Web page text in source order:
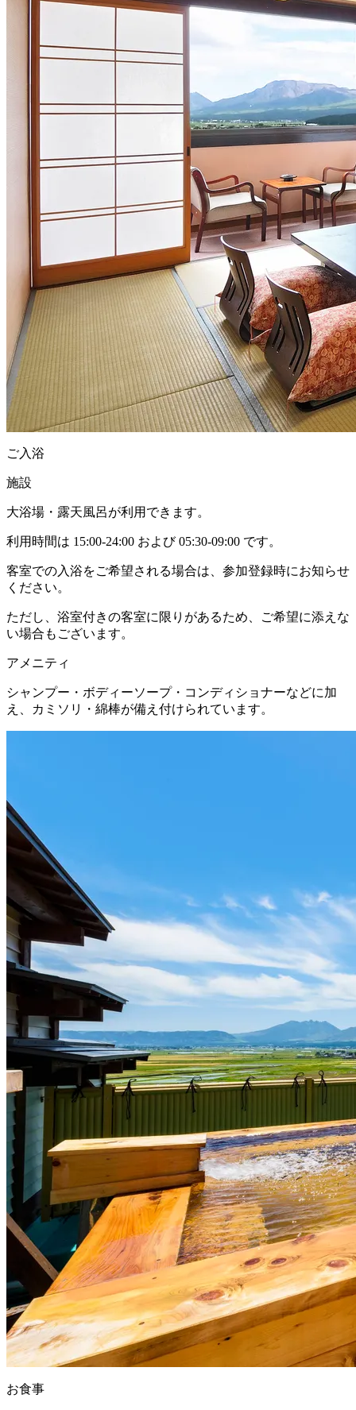
ご入浴
施設
大浴場・露天風呂が利用できます。
利用時間は 15:00-24:00 および 05:30-09:00 です。
客室での入浴をご希望される場合は、参加登録時にお知らせ
ください。
ただし、浴室付きの客室に限りがあるため、ご希望に添えな
い場合もございます。
アメニティ
シャンプー・ボディーソープ・コンディショナーなどに加
え、カミソリ・綿棒が備え付けられています。
お食事